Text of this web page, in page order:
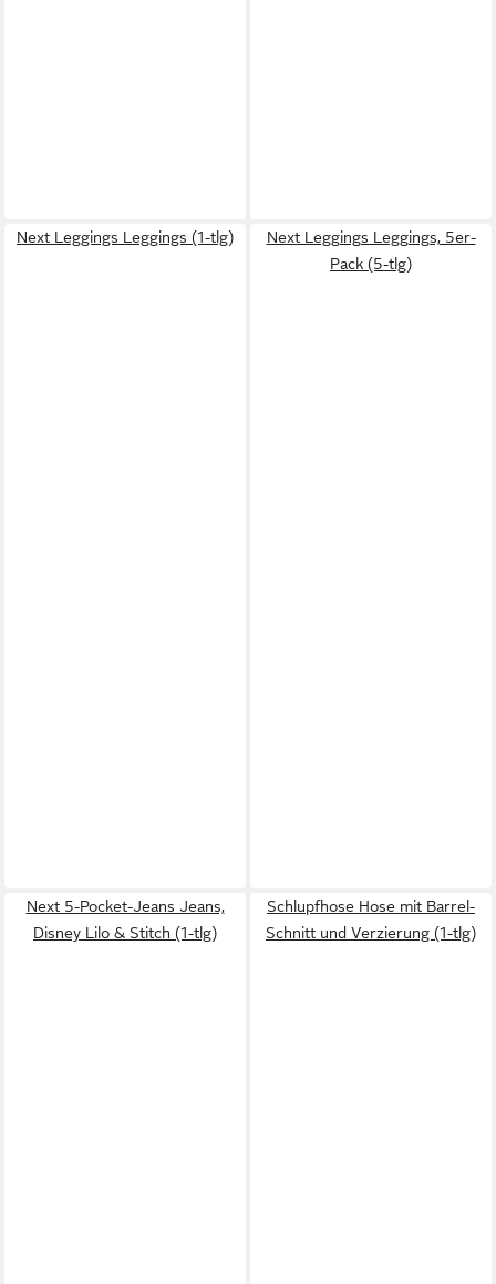
Next Leggings Leggings (1-tlg)
Next Leggings Leggings, 5er-
Pack (5-tlg)
Next 5-Pocket-Jeans Jeans,
Disney Lilo & Stitch (1-tlg)
Schlupfhose Hose mit Barrel-
Schnitt und Verzierung (1-tlg)